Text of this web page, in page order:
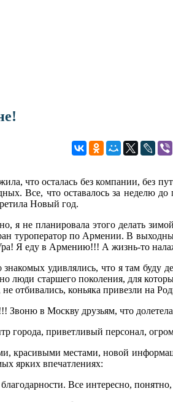
что осталась без компании, без
Все, что оставалось за неделю
Новый год.
я не планировала этого делать
по Армении. В
Я еду в Армению!!! А жизнь-то
удивлялись, что я там буду
люди старшего поколения, для
отбивались, коньяка привезли на
в Москву друзьям, что
города, приветливый персонал,
красивыми местами, новой
ярких впечатлениях:
Все интересно,